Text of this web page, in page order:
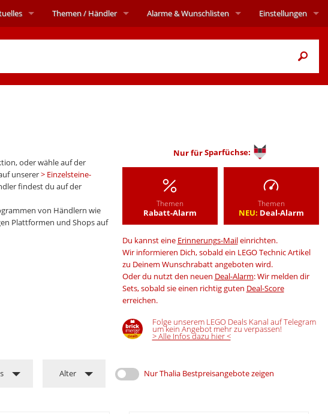
oder wähle auf der
unserer
Einzelsteine-
findest du auf der
von Händlern wie
Plattformen und Shops auf
Nur fürSparfüchse:
Themen
Rabatt-Alarm
Themen
NEU: Deal-Alarm
Du kannst eine Erinnerungs-Maileinrichten.
Wir informieren Dich, sobald ein LEGO Technic Artikel
zu Deinem Wunschrabatt angeboten wird.
Oder du nutzt den neuen Deal-Alarm: Wir melden dir
Sets, sobald sie einen richtig guten Deal-Score
erreichen.
Folge unserem LEGO Deals Kanal auf Telegram
um kein Angebot mehr zu verpassen!
> Alle Infos dazu hier <
Alter Nur Thalia Bestpreisangebote zeigen
Themen/ Händler Alarme& Wunschlisten Einstellungen